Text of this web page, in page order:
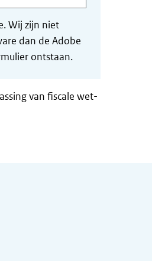
Wij zijn niet
dan de Adobe
ontstaan.
van fiscale wet-